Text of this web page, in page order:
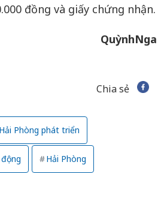
đồng và giấy chứng nhận.
QuỳnhNga
Chia sẻ
Phòng phát triển
Hải Phòng